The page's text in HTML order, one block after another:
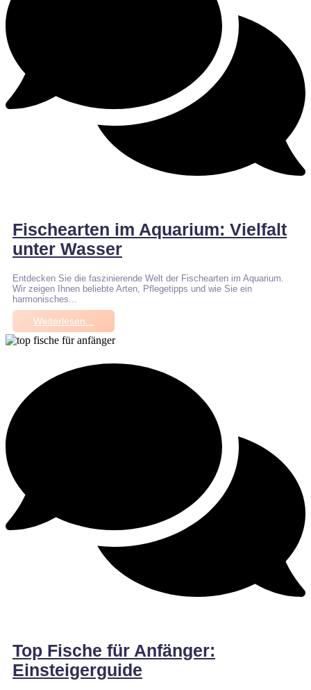
Fischearten im Aquarium: Vielfalt
unter Wasser
Entdecken Sie die faszinierende Welt der Fischearten im Aquarium.
Wir zeigen Ihnen beliebte Arten, Pflegetipps und wie Sie ein
harmonisches...
Weiterlesen...
Top Fische für Anfänger:
Einsteigerguide